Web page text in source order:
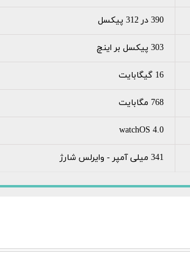
390 در 312 پیکسل
303 پیکسل بر اینچ
16 گیگابایت
768 مگابایت
watchOS 4.0
341 میلی آمپر - وایرلس شارژ